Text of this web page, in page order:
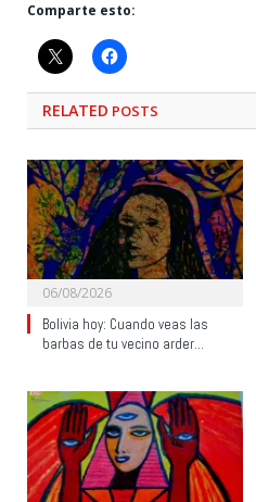
Comparte esto:
RELATED POSTS
06/08/2026
Bolivia hoy: Cuando veas las
barbas de tu vecino arder…